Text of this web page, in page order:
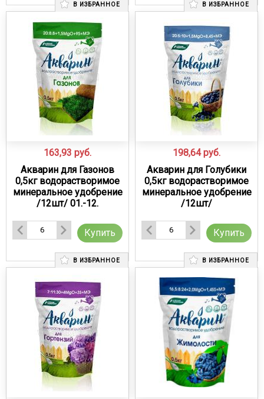
В ИЗБРАННОЕ
163,93 руб.
Акварин для Газонов
0,5кг водорастворимое
минеральное удобрение
/12шт/ 01.-12.
Купить
В ИЗБРАННОЕ
198,64 руб.
Акварин для Голубики
0,5кг водорастворимое
минеральное удобрение
/12шт/
Купить
В ИЗБРАННОЕ В ИЗБРАННОЕ